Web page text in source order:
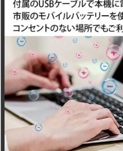
d
o
n
k
y
d
s
r